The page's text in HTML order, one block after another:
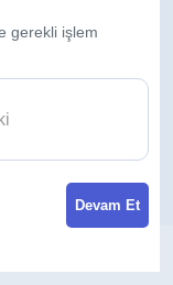
gerekli işlem
Devam Et